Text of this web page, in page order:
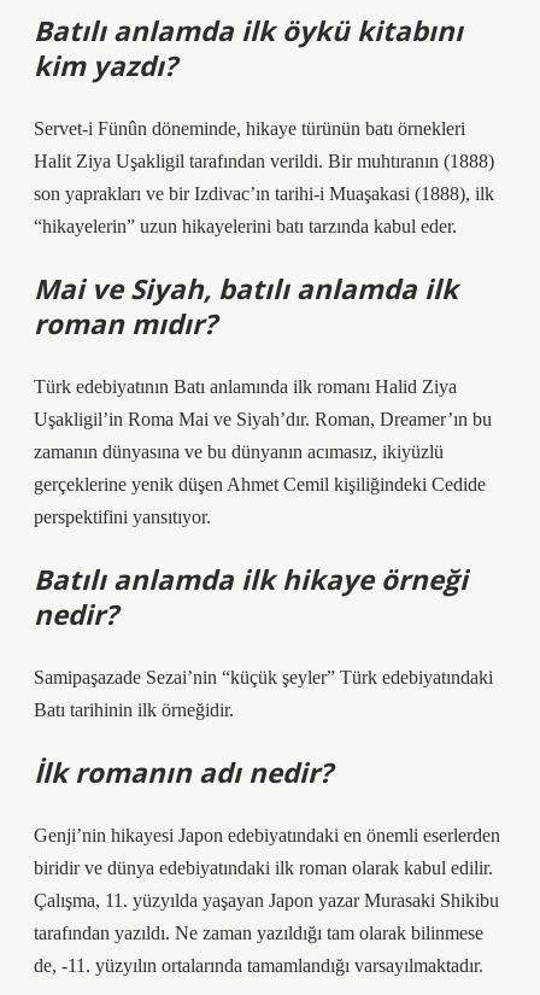
Batılı anlamda ilk öykü kitabını
kim yazdı?
Servet-i Fünûn döneminde, hikaye türünün batı örnekleri
Halit Ziya Uşakligil tarafından verildi. Bir muhtıranın (1888)
son yaprakları ve bir Izdivac’ın tarihi-i Muaşakasi (1888), ilk
“hikayelerin” uzun hikayelerini batı tarzında kabul eder.
Mai ve Siyah, batılı anlamda ilk
roman mıdır?
Türk edebiyatının Batı anlamında ilk romanı Halid Ziya
Uşakligil’in Roma Mai ve Siyah’dır. Roman, Dreamer’ın bu
zamanın dünyasına ve bu dünyanın acımasız, ikiyüzlü
gerçeklerine yenik düşen Ahmet Cemil kişiliğindeki Cedide
perspektifini yansıtıyor.
Batılı anlamda ilk hikaye örneği
nedir?
Samipaşazade Sezai’nin “küçük şeyler” Türk edebiyatındaki
Batı tarihinin ilk örneğidir.
İlk romanın adı nedir?
Genji’nin hikayesi Japon edebiyatındaki en önemli eserlerden
biridir ve dünya edebiyatındaki ilk roman olarak kabul edilir.
Çalışma, 11. yüzyılda yaşayan Japon yazar Murasaki Shikibu
tarafından yazıldı. Ne zaman yazıldığı tam olarak bilinmese
de, -11. yüzyılın ortalarında tamamlandığı varsayılmaktadır.